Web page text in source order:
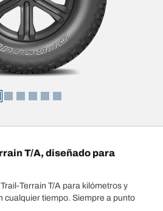
T/A, diseñado para
Terrain T/A para kilómetros y
cualquier tiempo. Siempre a punto